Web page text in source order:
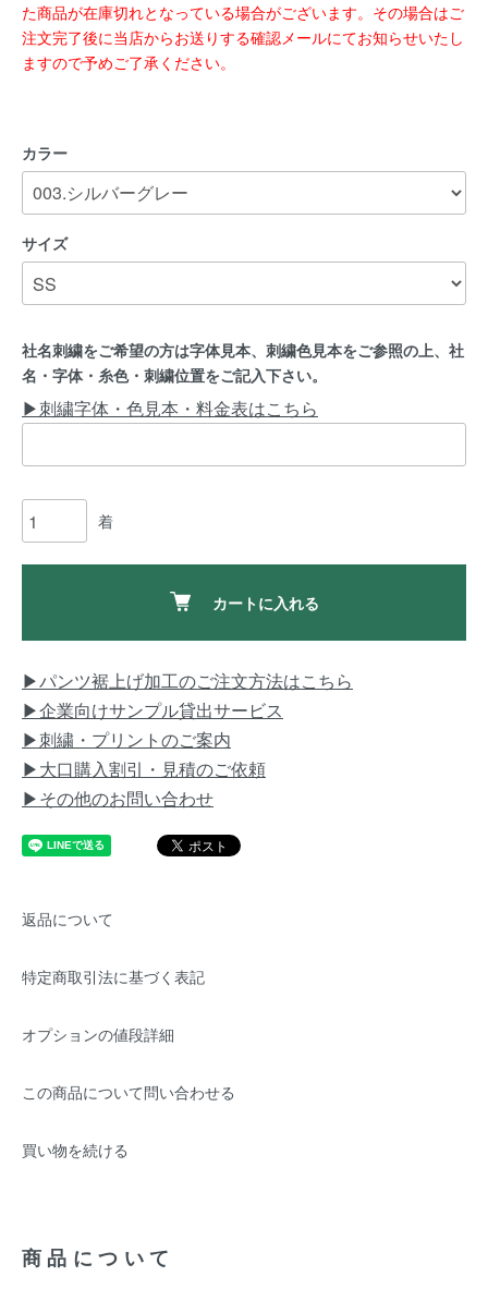
た商品が在庫切れとなっている場合がございます。その場合はご
注文完了後に当店からお送りする確認メールにてお知らせいたし
ますので予めご了承ください。
カラー
サイズ
社名刺繍をご希望の方は字体見本、刺繍色見本をご参照の上、社
名・字体・糸色・刺繍位置をご記入下さい。
▶刺繍字体・色見本・料金表はこちら
着
カートに入れる
▶パンツ裾上げ加工のご注文方法はこちら
▶企業向けサンプル貸出サービス
▶刺繍・プリントのご案内
▶大口購入割引・見積のご依頼
▶その他のお問い合わせ
返品について
特定商取引法に基づく表記
オプションの値段詳細
この商品について問い合わせる
買い物を続ける
商品について